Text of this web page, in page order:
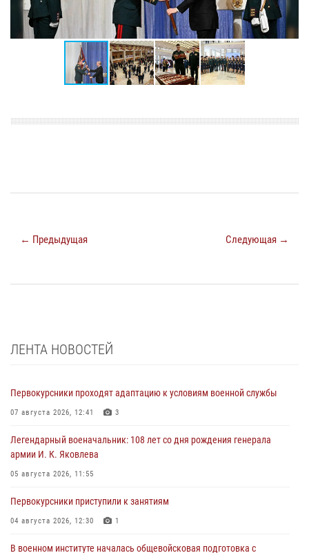
← Предыдущая Следующая →
ЛЕНТА НОВОСТЕЙ
Первокурсники проходят адаптацию к условиям военной службы
07 августа 2026, 12:41 3
Легендарный военачальник: 108 лет со дня рождения генерала
армии И. К. Яковлева
05 августа 2026, 11:55
Первокурсники приступили к занятиям
04 августа 2026, 12:30 1
В военном институте началась общевойсковая подготовка с